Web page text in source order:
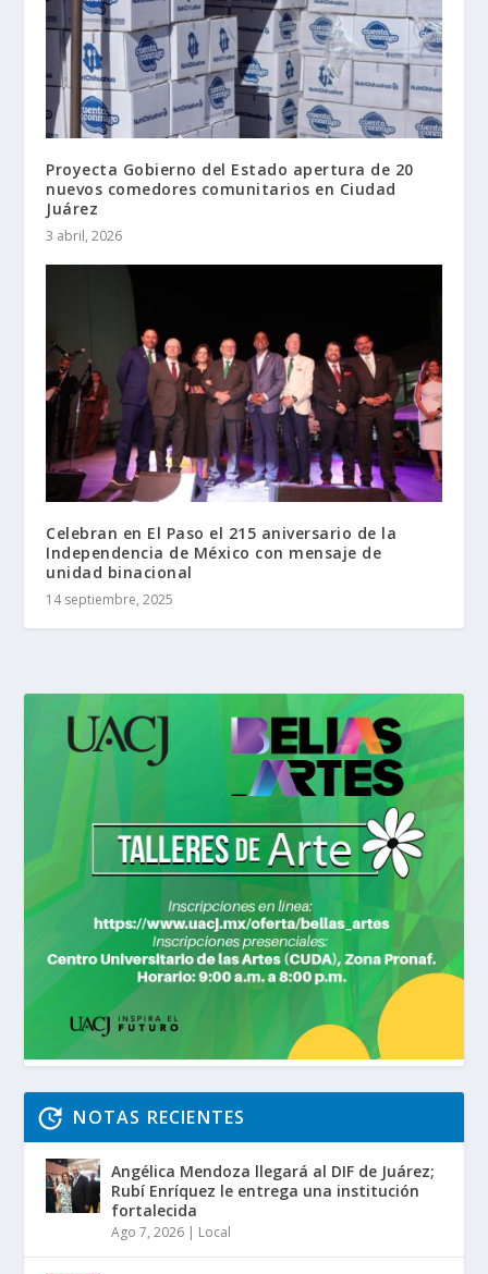
Proyecta Gobierno del Estado apertura de 20
nuevos comedores comunitarios en Ciudad
Juárez
3 abril, 2026
Celebran en El Paso el 215 aniversario de la
Independencia de México con mensaje de
unidad binacional
14 septiembre, 2025
NOTAS RECIENTES
Angélica Mendoza llegará al DIF de Juárez;
Rubí Enríquez le entrega una institución
fortalecida
Ago 7, 2026 | Local